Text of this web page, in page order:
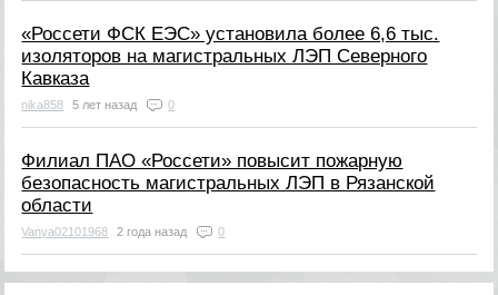
«Россети ФСК ЕЭС» установила более 6,6 тыс.
изоляторов на магистральных ЛЭП Северного
Кавказа
nika858 5 лет назад 0
Филиал ПАО «Россети» повысит пожарную
безопасность магистральных ЛЭП в Рязанской
области
Vanya02101968 2 года назад 0